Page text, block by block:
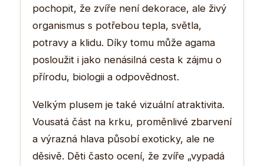
pochopit, že zvíře není dekorace, ale živý
organismus s potřebou tepla, světla,
potravy a klidu. Díky tomu může agama
posloužit i jako nenásilná cesta k zájmu o
přírodu, biologii a odpovědnost.
Velkým plusem je také vizuální atraktivita.
Vousatá část na krku, proměnlivé zbarvení
a výrazná hlava působí exoticky, ale ne
děsivě. Děti často ocení, že zvíře „vypadá